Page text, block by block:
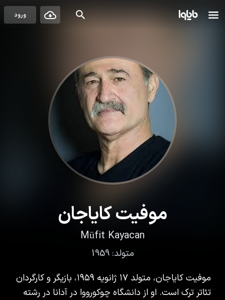
ورود
موفیت کایاجان
Müfit Kayacan
متولد:1959
موفیت کایاجان، متولد ۱۷ ژانویه ۱۹۵۹، بازیگر و کارگردان
تئاتر ترک است. او از دانشگاه چوکورووا در آدانا در رشته